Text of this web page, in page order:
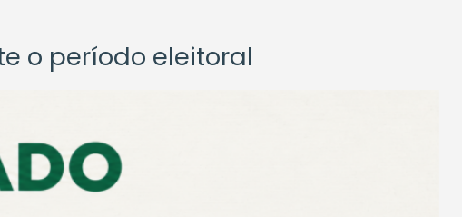
o período eleitoral